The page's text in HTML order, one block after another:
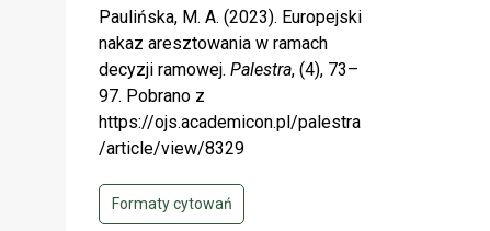
Paulińska, M. A. (2023). Europejski
nakaz aresztowania w ramach
decyzji ramowej. Palestra, (4), 73–
97. Pobrano z
https://ojs.academicon.pl/palestra
/article/view/8329
Formaty cytowań